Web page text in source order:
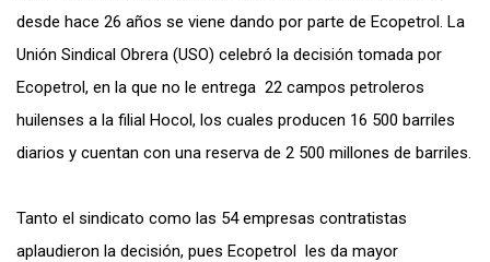
desde hace 26 años se viene dando por parte de Ecopetrol. La
Unión Sindical Obrera (USO) celebró la decisión tomada por
Ecopetrol, en la que no le entrega 22 campos petroleros
huilenses a la filial Hocol, los cuales producen 16 500 barriles
diarios y cuentan con una reserva de 2 500 millones de barriles.
Tanto el sindicato como las 54 empresas contratistas
aplaudieron la decisión, pues Ecopetrol les da mayor